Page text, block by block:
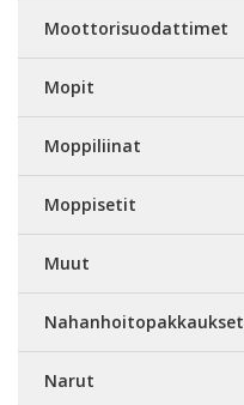
Moottorisuodattimet
Mopit
Moppiliinat
Moppisetit
Muut
Nahanhoitopakkaukset
Narut